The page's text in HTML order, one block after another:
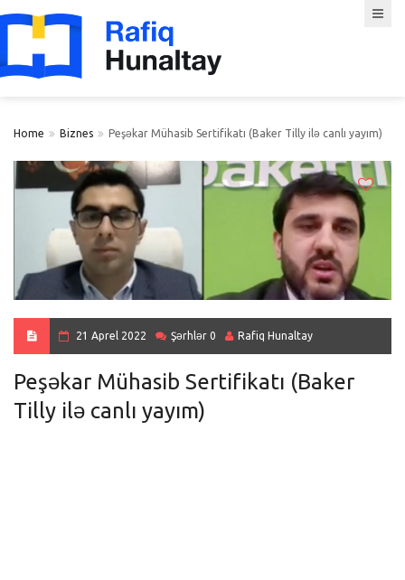
Home Biznes Peşəkar Mühasib Sertifikatı (Baker Tilly ilə canlı yayım)
21 Aprel 2022 Şərhlər 0 Rafiq Hunaltay
Peşəkar Mühasib Sertifikatı (Baker
Tilly ilə canlı yayım)